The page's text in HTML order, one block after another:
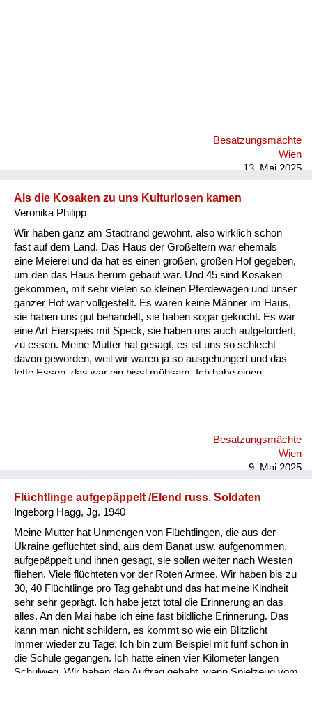
Besatzungsmächte
Wien
13. Mai 2025
Als die Kosaken zu uns Kulturlosen kamen
Veronika Philipp
Wir haben ganz am Stadtrand gewohnt, also wirklich schon
fast auf dem Land. Das Haus der Großeltern war ehemals
eine Meierei und da hat es einen großen, großen Hof gegeben,
um den das Haus herum gebaut war. Und 45 sind Kosaken
gekommen, mit sehr vielen so kleinen Pferdewagen und unser
ganzer Hof war vollgestellt. Es waren keine Männer im Haus,
sie haben uns gut behandelt, sie haben sogar gekocht. Es war
eine Art Eierspeis mit Speck, sie haben uns auch aufgefordert,
zu essen. Meine Mutter hat gesagt, es ist uns so schlecht
davon geworden, weil wir waren ja so ausgehungert und das
fette Essen, das war ein bissl mühsam. Ich habe einen
auf den Tisch geklettert, damit wir sozusagen besseren
Überblick haben über all das Gewurl. Da ist ein Offizier, der
Besatzungsmächte
Wien
9. Mai 2025
Flüchtlinge aufgepäppelt /Elend russ. Soldaten
Ingeborg Hagg, Jg. 1940
Meine Mutter hat Unmengen von Flüchtlingen, die aus der
Ukraine geflüchtet sind, aus dem Banat usw. aufgenommen,
aufgepäppelt und ihnen gesagt, sie sollen weiter nach Westen
fliehen. Viele flüchteten vor der Roten Armee. Wir haben bis zu
30, 40 Flüchtlinge pro Tag gehabt und das hat meine Kindheit
sehr sehr geprägt. Ich habe jetzt total die Erinnerung an das
alles. An den Mai habe ich eine fast bildliche Erinnerung. Das
kann man nicht schildern, es kommt so wie ein Blitzlicht
immer wieder zu Tage. Ich bin zum Beispiel mit fünf schon in
die Schule gegangen. Ich hatte einen vier Kilometer langen
Schulweg. Wir haben den Auftrag gehabt, wenn Spielzeug vom